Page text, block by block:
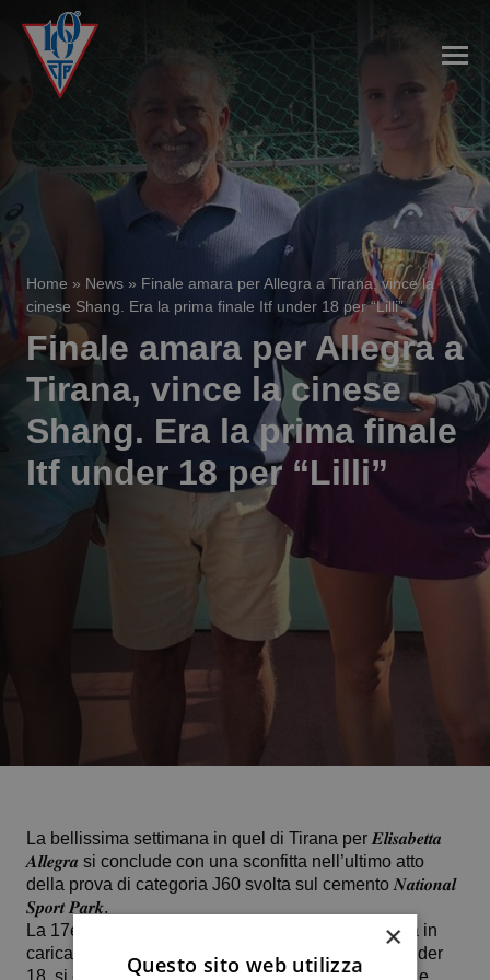
Home » News » Finale amara per Allegra a Tirana, vince la
cinese Shang. Era la prima finale Itf under 18 per “Lilli”
Finale amara per Allegra a
Tirana, vince la cinese
Shang. Era la prima finale
Itf under 18 per “Lilli”
La bellissima settimana in quel di Tirana per 𝑬𝒍𝒊𝒔𝒂𝒃𝒆𝒕𝒕𝒂
𝑨𝒍𝒍𝒆𝒈𝒓𝒂 si conclude con una sconfitta nell’ultimo atto
della prova di categoria J60 svolta sul cemento 𝑵𝒂𝒕𝒊𝒐𝒏𝒂𝒍
𝑺𝒑𝒐𝒓𝒕 𝑷𝒂𝒓𝒌.
La 17enne atleta del Circolo, campionessa italiana in
carica a livello under 16, alla sua prima finale Itf under
18, si è arresa per 6-2 6-3 alla forte cinese 15enne e
×
Questo sito web utilizza